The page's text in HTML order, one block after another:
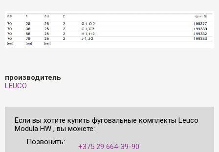
производитель
LEUCO
Если вы хотите купить фуговальные комплекты Leuco
Modula HW , вы можете:
Позвонить:
+375 29 664-39-90